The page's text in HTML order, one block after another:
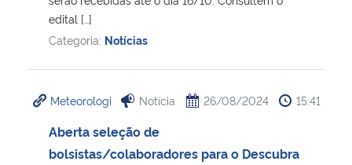
Gabinete de Segurança Institucional
Banco Central do Brasil
edital […]
Categoria: Notícias
Meteorologi Notícia 26/08/2024 15:41
Aberta seleção de
bolsistas/colaboradores para o Descubra